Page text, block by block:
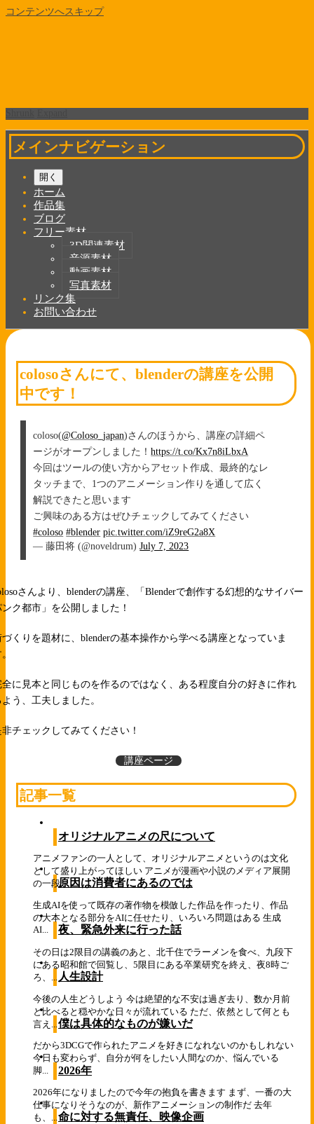
コンテンツへスキップ
メインナビゲーション
開く
ホーム
作品集
ブログ
フリー素材
3D関連素材
音源素材
動画素材
写真素材
リンク集
お問い合わせ
colosoさんにて、blenderの講座を公開
中です！
coloso(@Coloso_japan)さんのほうから、講座の詳細ペ
ージがオープンしました！https://t.co/Kx7n8iLbxA
今回はツールの使い方からアセット作成、最終的なレ
タッチまで、1つのアニメーション作りを通して広く
解説できたと思います
ご興味のある方はぜひチェックしてみてください
#coloso #blender pic.twitter.com/iZ9reG2a8X
— 藤田将 (@noveldrum)July 7, 2023
さんより、blenderの講座、「Blenderで創作する幻想的なサイバー
ンク都市」を公開しました！
づくりを題材に、blenderの基本操作から学べる講座となっていま
全に見本と同じものを作るのではなく、ある程度自分の好きに作れ
よう、工夫しました。
非チェックしてみてください！
講座ページ
記事一覧
オリジナルアニメの尺について
アニメファンの一人として、オリジナルアニメというのは文化
として盛り上がってほしい アニメが漫画や小説のメディア展開
の一段...原因は消費者にあるのでは
生成AIを使って既存の著作物を模倣した作品を作ったり、作品
の大本となる部分をAIに任せたり、いろいろ問題はある 生成
AI...
夜、緊急外来に行った話
その日は2限目の講義のあと、北千住でラーメンを食べ、九段下
にある昭和館で回覧し、5限目にある卒業研究を終え、夜8時ご
ろ、...
人生設計
今後の人生どうしよう 今は絶望的な不安は過ぎ去り、数か月前
と比べると穏やかな日々が流れている ただ、依然として何とも
言え... 僕は具体的なものが嫌いだ
だから3DCGで作られたアニメを好きになれないのかもしれない
今日も変わらず、自分が何をしたい人間なのか、悩んでいる
脚...
2026年
2026年になりましたので今年の抱負を書きます まず、一番の大
仕事になりそうなのが、新作アニメーションの制作だ 去年
も、...命に対する無責任、映像企画